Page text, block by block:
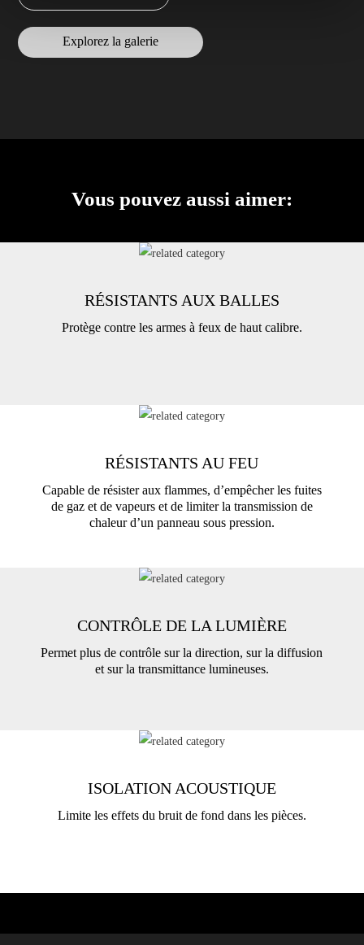
Explorez la galerie
Vous pouvez aussi aimer:
RÉSISTANTS AUX BALLES
Protège contre les armes à feux de haut calibre.
RÉSISTANTS AU FEU
Capable de résister aux flammes, d’empêcher les fuites
de gaz et de vapeurs et de limiter la transmission de
chaleur d’un panneau sous pression.
CONTRÔLE DE LA LUMIÈRE
Permet plus de contrôle sur la direction, sur la diffusion
et sur la transmittance lumineuses.
ISOLATION ACOUSTIQUE
Limite les effets du bruit de fond dans les pièces.